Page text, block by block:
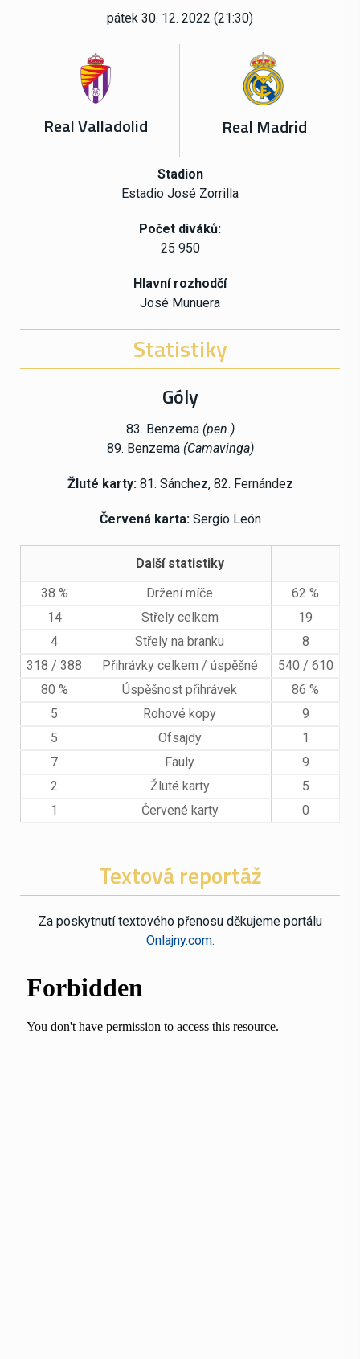
pátek 30. 12. 2022 (21:30)
Real Valladolid Real Madrid
Stadion
Estadio José Zorrilla
Počet diváků:
25 950
Hlavní rozhodčí
José Munuera
Statistiky
Góly
83. Benzema(pen.)
89. Benzema (Camavinga)
Žluté karty: 81. Sánchez, 82. Fernández
Červená karta: Sergio León
Další statistiky
38 %
Držení míče
62 %
14
Střely celkem
19
4
Střely na branku
8
318 / 388
Přihrávky celkem / úspěšné
540 / 610
80 %
Úspěšnost přihrávek
86 %
5
Rohové kopy
9
5
Ofsajdy
1
7
Fauly
9
2
Žluté karty
5
1
Červené karty 0
Textová reportáž
Za poskytnutí textového přenosu děkujeme portálu
Onlajny.com.